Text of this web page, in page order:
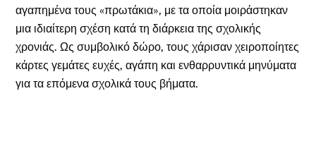
αγαπημένα τους «πρωτάκια», με τα οποία μοιράστηκαν
μια ιδιαίτερη σχέση κατά τη διάρκεια της σχολικής
χρονιάς. Ως συμβολικό δώρο, τους χάρισαν χειροποίητες
κάρτες γεμάτες ευχές, αγάπη και ενθαρρυντικά μηνύματα
για τα επόμενα σχολικά τους βήματα.